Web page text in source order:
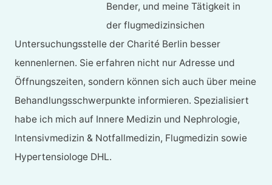
Bender, und meine Tätigkeit in
der flugmedizinsichen
Untersuchungsstelle der Charité Berlin besser
kennenlernen. Sie erfahren nicht nur Adresse und
Öffnungszeiten, sondern können sich auch über meine
Behandlungsschwerpunkte informieren. Spezialisiert
habe ich mich auf Innere Medizin und Nephrologie,
Intensivmedizin & Notfallmedizin, Flugmedizin sowie
Hypertensiologe DHL.